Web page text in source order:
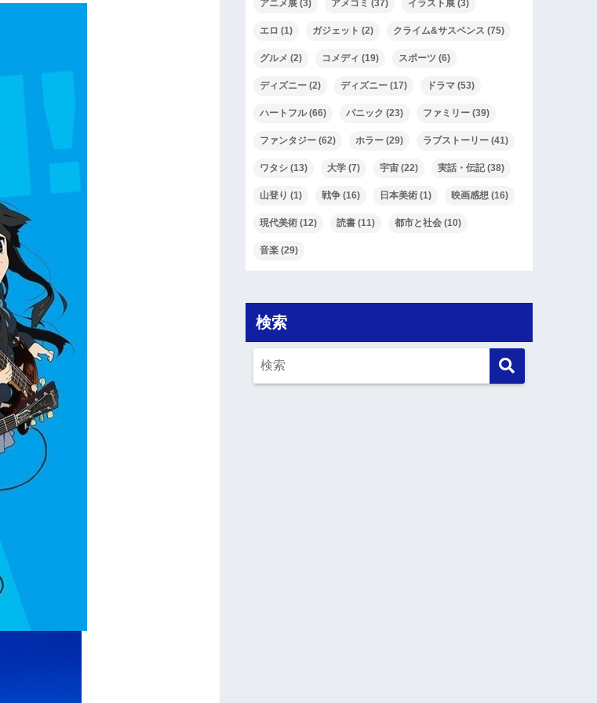
アニメ展 (3) アメコミ (37) イラスト展 (3)
エロ (1) ガジェット (2) クライム&サスペンス (75)
グルメ (2) コメディ (19) スポーツ (6)
ディズニー (2) ディズニー (17) ドラマ (53)
ハートフル(66) パニック (23) ファミリー (39)
ファンタジー (62) ホラー (29) ラブストーリー (41)
ワタシ (13) 大学 (7) 宇宙 (22) 実話・伝記(38)
山登り (1) 戦争 (16) 日本美術 (1) 映画感想 (16)
現代美術 (12) 読書 (11) 都市と社会 (10)
音楽 (29)
検索